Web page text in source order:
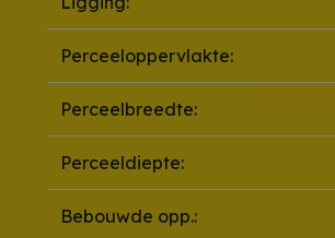
Perceeloppervlakte:
Perceelbreedte:
Perceeldiepte:
Bebouwde opp.: